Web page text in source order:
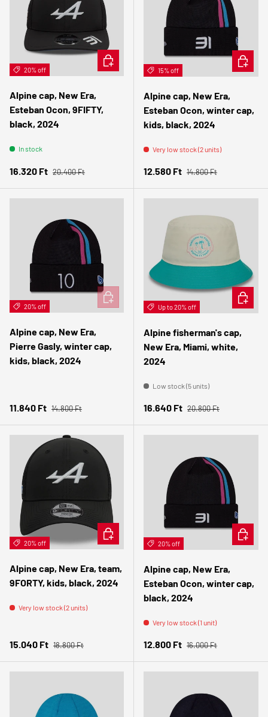
20% off
Alpine cap, New Era,
Esteban Ocon, 9FIFTY,
black, 2024
In stock
Sale price
16.320 Ft Regular price
20.400 Ft
ADD TO CART
15% off
Alpine cap, New Era,
Esteban Ocon, winter cap,
kids, black, 2024
Very low stock (2 units)
Sale price
12.580 Ft Regular price
14.800 Ft
ADD TO
20% off
Alpine cap, New Era,
Pierre Gasly, winter cap,
kids, black, 2024
Sale price
11.840 Ft Regular price
14.800 Ft
ADD TO CART
Up to 20% off
Alpine fisherman's cap,
New Era, Miami, white,
2024
Low stock (5 units)
Sale price
16.640 Ft Regular price
20.800 Ft
20% off
Alpine cap, New Era, team,
9FORTY, kids, black, 2024
Very low stock (2 units)
Sale price
15.040 Ft Regular price
18.800 Ft
ADD TO CART
20% off
Alpine cap, New Era,
Esteban Ocon, winter cap,
black, 2024
Very low stock (1 unit)
Sale price
12.800 Ft Regular price
16.000 Ft
ADD TO